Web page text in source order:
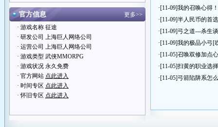
官方信息
更多>>
· 游戏名称 征途
· 研发公司 上海巨人网络公司
· 运营公司 上海巨人网络公司
· 游戏类型 武侠MMORPG
· 游戏状况 永久免费
· 官方网站 点此进入
· 时间专区 点此进入
· 怀旧专区 点此进入
·[11-09]我的召唤心得
·[11-09]半人民币的首
·[11-09]弓之道---杀生
·[11-09]我的极品小弓 [
·[11-05]召唤双修加点
·[11-05]扫黄的职业选
·[11-05]弓箭陷阱系怎